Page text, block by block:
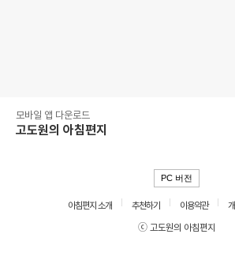
모바일 앱 다운로드
고도원의 아침편지
PC 버전
아침편지 소개 추천하기 이용약관
ⓒ 고도원의 아침편지